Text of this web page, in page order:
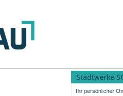
Stadtwerke
Ihr persönlicher